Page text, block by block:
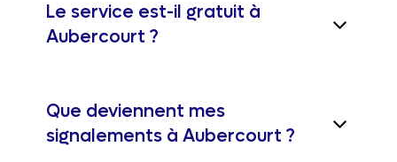
Le service est-il gratuit à
Aubercourt ?
Que deviennent mes
signalements à Aubercourt ?